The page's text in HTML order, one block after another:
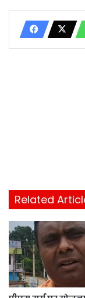
Related